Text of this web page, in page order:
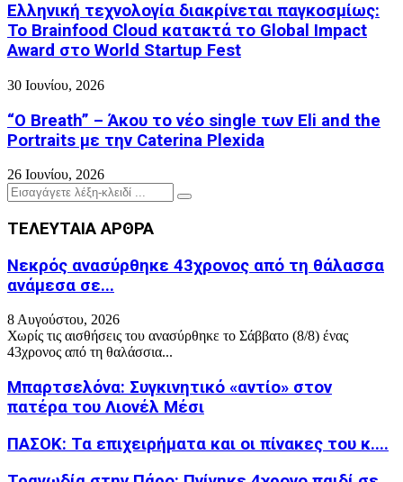
Ελληνική τεχνολογία διακρίνεται παγκοσμίως:
Το Brainfood Cloud κατακτά το Global Impact
Award στο World Startup Fest
30 Ιουνίου, 2026
“O Breath” – Άκου το νέο single των Eli and the
Portraits με την Caterina Plexida
26 Ιουνίου, 2026
Search
for:
Search
ΤΕΛΕΥΤΑΙΑ ΑΡΘΡΑ
Νεκρός ανασύρθηκε 43χρονος από τη θάλασσα
ανάμεσα σε...
8 Αυγούστου, 2026
Χωρίς τις αισθήσεις του ανασύρθηκε το Σάββατο (8/8) ένας
43χρονος από τη θαλάσσια...
Μπαρτσελόνα: Συγκινητικό «αντίο» στον
πατέρα του Λιονέλ Μέσι
ΠΑΣΟΚ: Τα επιχειρήματα και οι πίνακες του κ....